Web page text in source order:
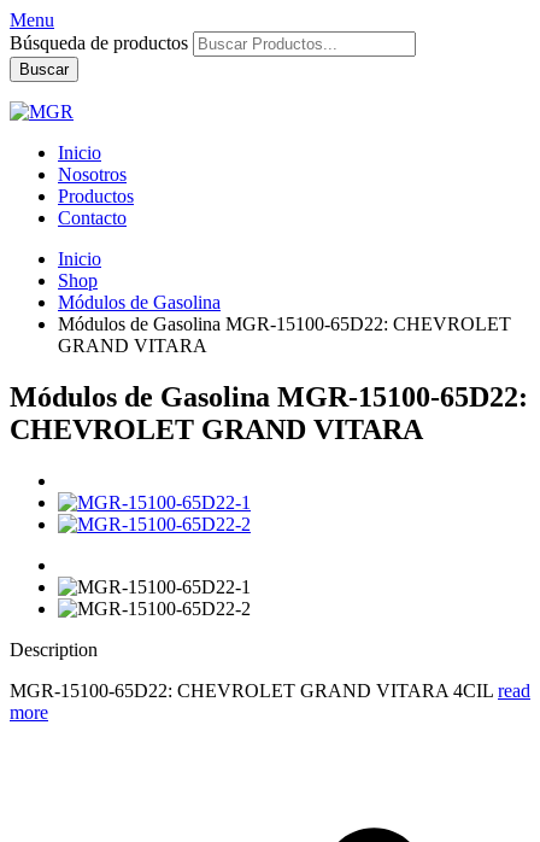
Menu
Búsqueda de productos
Buscar
Inicio
Nosotros
Productos
Contacto
Inicio
Shop
Módulos de Gasolina
Módulos de Gasolina MGR-15100-65D22: CHEVROLET
GRAND VITARA
Módulos de Gasolina MGR-15100-65D22:
CHEVROLET GRAND VITARA
Description
MGR-15100-65D22: CHEVROLET GRAND VITARA 4CIL read
more